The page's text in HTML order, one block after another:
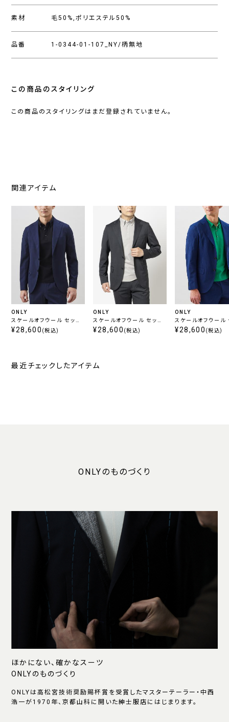
素材 毛50%,ポリエステル50%
品番 1-0344-01-107_NY/柄無地
この商品のスタイリング
この商品のスタイリングはまだ登録されていません。
関連アイテム
ONLY
スケールオフウール セット
アップジャケット ネイビー
¥28,600 (税込)
ONLY
スケールオフウール セット
アップジャケット チャコー
¥28,600 (税込)
ONLY
スケールオフウール
アップジャケット
¥28,600 (税込)
最近チェックしたアイテム
ONLYのものづくり
ほかにない、確かなスーツ
ONLYのものづくり
ONLYは高松宮技術奨励賜杯賞を受賞したマスターテーラー・中西
浩一が1970年、京都山科に開いた紳士服店にはじまります。